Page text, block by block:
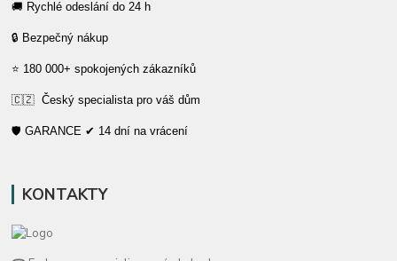
🚚 Rychlé odeslání do 24 h
🔒 Bezpečný nákup
⭐ 180 000+ spokojených zákazníků
🇨🇿 Český specialista pro váš dům
🛡️ GARANCE ✔ 14 dní na vrácení
KONTAKTY